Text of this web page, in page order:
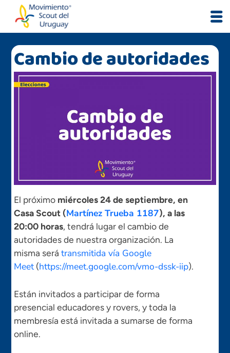
content
Cambio de autoridades
El próximo miércoles 24 de septiembre, en
Casa Scout (Martínez Trueba 1187), a las
20:00 horas, tendrá lugar el cambio de
autoridades de nuestra organización. La
misma serátransmitida vía Google
Meet (https://meet.google.com/vmo-dssk-iip).
Están invitados a participar de forma
presencial educadores y rovers, y toda la
membresía está invitada a sumarse de forma
online.